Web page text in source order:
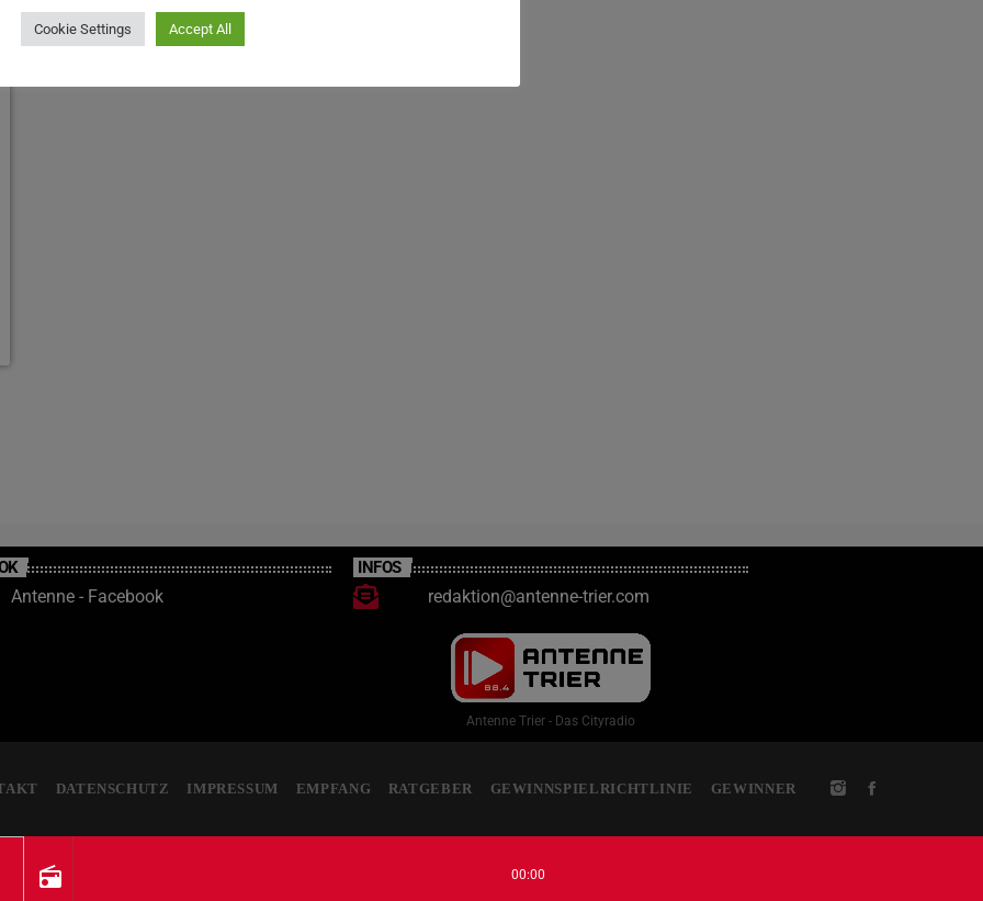
radio 00:00
Antenne - Facebook
INFOS
redaktion@antenne-trier.com
Antenne Trier - Das Cityradio
DATENSCHUTZ IMPRESSUM EMPFANG RATGEBER GEWINNSPIELRICHTLINIE GEWINNER
Cookie Settings Accept All